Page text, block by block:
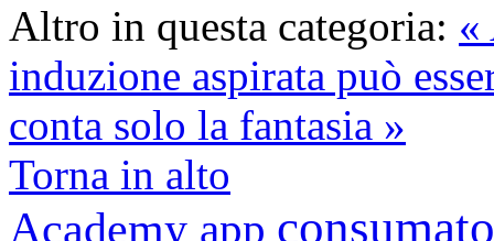
Altro in questa categoria: «
induzione aspirata può
conta solo la fantasia »
Torna in alto
Academy app